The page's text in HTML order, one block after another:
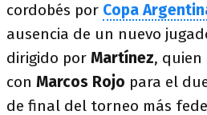
cordobés por Copa
ausencia de un nuevo
dirigido por Martínez,
con Marcos Rojo para el
de final del torneo más